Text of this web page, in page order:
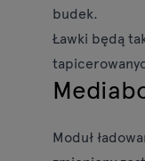
budek.
Ławki będą
Moduł